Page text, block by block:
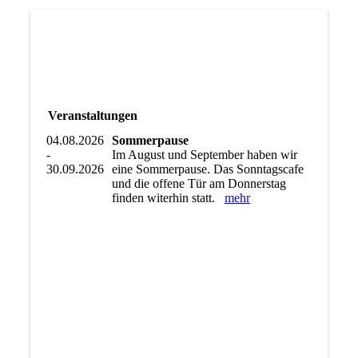
Veranstaltungen
04.08.2026
-
30.09.2026
Sommerpause
Im August und September haben wir
eine Sommerpause. Das Sonntagscafe
und die offene Tür am Donnerstag
finden witerhin statt. mehr